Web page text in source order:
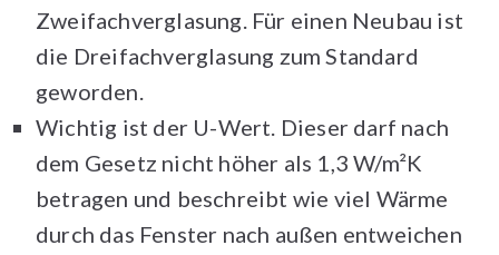
Zweifachverglasung. Für einen Neubau ist
die Dreifachverglasung zum Standard
geworden.
Wichtig ist der U-Wert. Dieser darf nach
dem Gesetz nicht höher als 1,3 W/m²K
betragen und beschreibt wie viel Wärme
durch das Fenster nach außen entweichen